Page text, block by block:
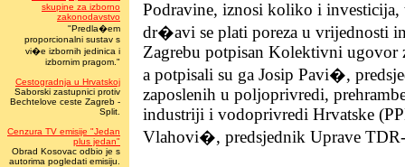
skupine za izborno
zakonodavstvo
"Predla�em
proporcionalni sustav s
vi�e izbornih jedinica i
izbornim pragom."
Cestogradnja u Hrvatskoj
Saborski zastupnici protiv
Bechtelove ceste Zagreb -
Split.
Cenzura TV emisije "Jedan
plus jedan"
Obrad Kosovac odbio je s
autorima pogledati emisiju.
Podravine, iznosi koliko i investicija,
dr�avi se plati poreza u vrijednosti
Zagrebu potpisan Kolektivni ugovor
a potpisali su ga Josip Pavi�,
zaposlenih u poljoprivredi,
industriji i vodoprivredi Hrvatske
Vlahovi�, predsjednik Uprave